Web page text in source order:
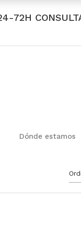
72H
Dónde estamos